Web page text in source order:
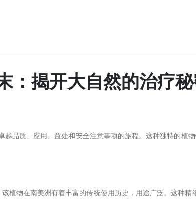
：揭开大自然的治疗
越品质、应用、益处和安全注意事项的旅程。这种独特的植
，该植物在南美洲有着丰富的传统使用历史，用途广泛。这